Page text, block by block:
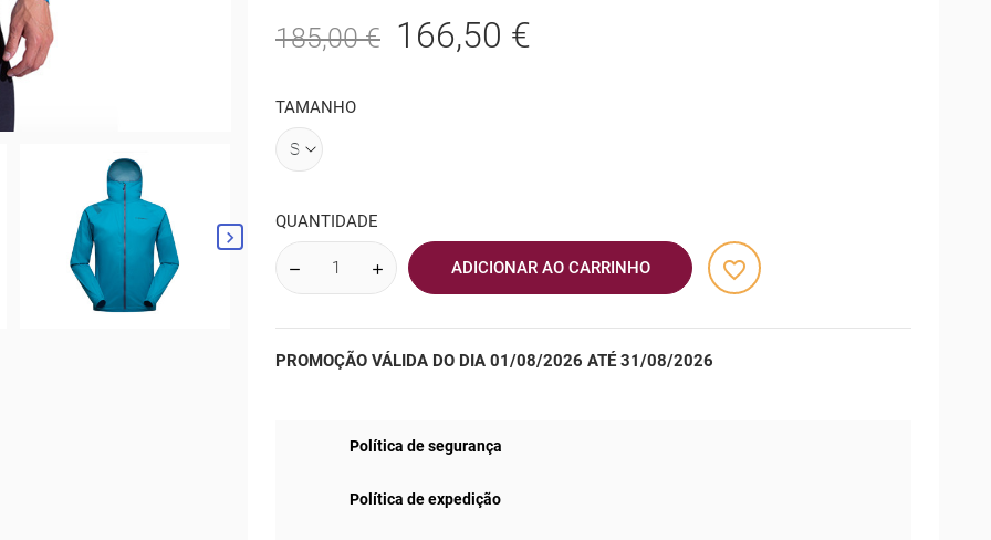

185,00 € 166,50 €
TAMANHO
QUANTIDADE
ADICIONAR AO CARRINHO favorite_border
PROMOÇÃO VÁLIDA DO DIA 01/08/2026 ATÉ 31/08/2026
Política de segurança
Política de expedição